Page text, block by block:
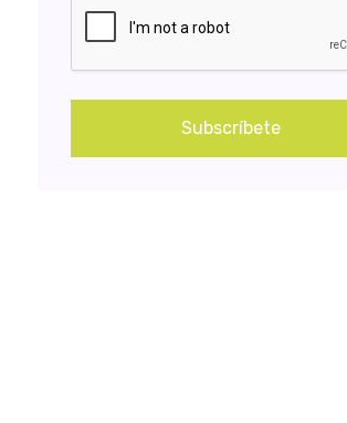
Subscríbete